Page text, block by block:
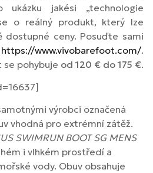
jakési „technologie
o reálný produkt, který lze
dostupné ceny. Posuďte sami
https://www.vivobarefoot.com/.
se pohybuje od 120 € do 175 €.
výrobci označená
vhodná pro extrémní zátěž.
SWIMRUN BOOT SG MENS
i vlhkém prostředí a
vody. Obuv obsahuje